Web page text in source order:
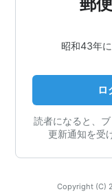
昭和43年
ロ
読者になると、
更新通知を受
Copyright (C)